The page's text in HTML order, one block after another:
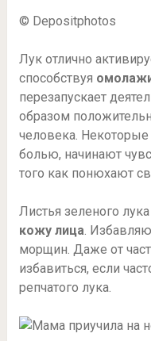
© Depositphotos
Лук отлично
способствуя
перезапускает
образом
человека.
болью, начинают
того как понюхают
Листья зеленого
кожу лица.
морщин. Даже от
избавиться, если
репчатого лука.